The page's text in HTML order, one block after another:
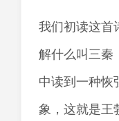
我们初读这首
解什么叫三秦
中读到一种恢
象，这就是王